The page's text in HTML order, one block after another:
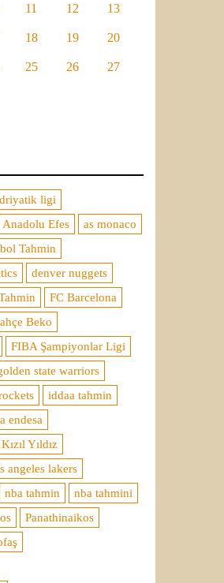
11 12 13
18 19 20
25 26 27
ligi
Anadolu Efes
as monaco
Tahmin
denver nuggets
FC Barcelona
Beko
FIBA Şampiyonlar Ligi
state warriors
iddaa tahmin
endesa
Kızıl Yıldız
angeles lakers
nba tahmin
nba tahmini
Panathinaikos